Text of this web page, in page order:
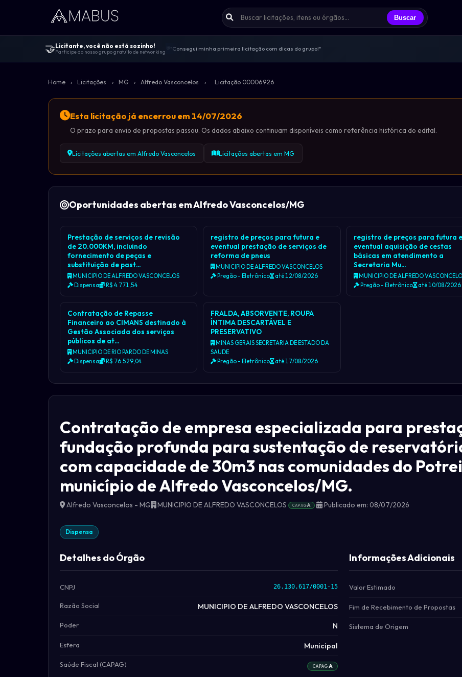
Buscar
🤝Licitante, você não está sozinho!
Participe do nosso grupo gratuito de networking "Consegui minha primeira licitação com dicas do grupo!"
🔓100% gratuito — sem vendas, sem spam, só networking real
Home › Licitações › MG › Alfredo Vasconcelos › Licitação 00006926
Esta licitação já encerrou em 14/07/2026
O prazo para envio de propostas passou. Os dados abaixo continuam disponíveis como referência histórica do edital.
Licitações abertas em Alfredo Vasconcelos Licitações abertas em MG
Oportunidades abertas em Alfredo Vasconcelos/MG
Prestação de serviços de revisão
de 20.000KM, incluindo
fornecimento de peças e
substituição de past…
MUNICIPIO DE ALFREDO VASCONCELOS
Dispensa
R$ 4.771,54
registro de preços para futura e
eventual prestação de serviços de
reforma de pneus
MUNICIPIO DE ALFREDO VASCONCELOS
Pregão - Eletrônico até 12/08/2026
registro de preços para futura e
eventual aquisição de cestas
básicas em atendimento a
Secretaria Mu…
MUNICIPIO DE ALFREDO
Pregão - Eletrônico até 10/08/2026
Contratação de Repasse
Financeiro ao CIMANS destinado à
Gestão Associada dos serviços
públicos de at…
MUNICIPIO DE RIO PARDO DE MINAS
Dispensa
R$ 76.529,04
FRALDA, ABSORVENTE, ROUPA
ÍNTIMA DESCARTÁVEL E
PRESERVATIVO
MINAS GERAIS SECRETARIA DE ESTADO DA
SAUDE
Pregão - Eletrônico até 17/08/2026
Contratação de empresa especializada para
fundação profunda para sustentação de
com capacidade de 30m3 nas comunidades do
município de Alfredo Vasconcelos/MG.
Alfredo Vasconcelos - MG MUNICIPIO DE ALFREDO VASCONCELOS CAPAGA Publicado em: 08/07/2026
Dispensa
Detalhes do Órgão
CNPJ 26.130.617/0001-15
Razão Social MUNICIPIO DE ALFREDO VASCONCELOS
Poder N
Esfera Municipal
Saúde Fiscal (CAPAG) CAPAGA
Informações Adicionais
Valor Estimado
Fim de Recebimento de Propostas
Sistema de Origem